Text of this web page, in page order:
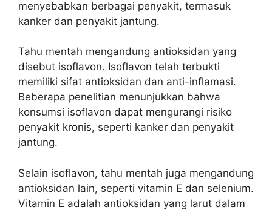
menyebabkan berbagai penyakit, termasuk
kanker dan penyakit jantung.
Tahu mentah mengandung antioksidan yang
disebut isoflavon. Isoflavon telah terbukti
memiliki sifat antioksidan dan anti-inflamasi.
Beberapa penelitian menunjukkan bahwa
konsumsi isoflavon dapat mengurangi risiko
penyakit kronis, seperti kanker dan penyakit
jantung.
Selain isoflavon, tahu mentah juga mengandung
antioksidan lain, seperti vitamin E dan selenium.
Vitamin E adalah antioksidan yang larut dalam